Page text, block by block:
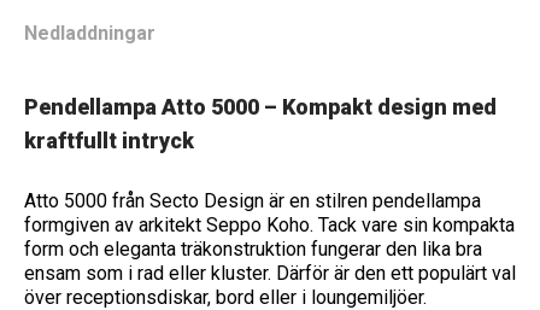
Nedladdningar
Pendellampa Atto 5000 – Kompakt design med
kraftfullt intryck
Atto 5000 från Secto Design är en stilren pendellampa
formgiven av arkitekt Seppo Koho. Tack vare sin kompakta
form och eleganta träkonstruktion fungerar den lika bra
ensam som i rad eller kluster. Därför är den ett populärt val
över receptionsdiskar, bord eller i loungemiljöer.